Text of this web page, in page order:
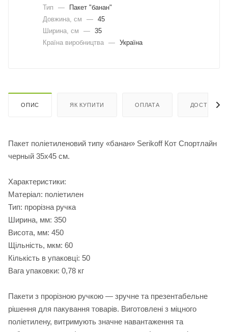
Тип
—
Пакет "банан"
Довжина, cм
— 45
Ширина, cм
— 35
Країна виробництва — Україна
ОПИС ЯК КУПИТИ ОПЛАТА ДОСТАВКА
Пакет поліетиленовий типу «банан» Serikoff Кот Спортлайн
черный 35х45 см.
Характеристики:
Матеріал: поліетилен
Тип: прорізна ручка
Ширина, мм: 350
Висота, мм: 450
Щільність, мкм: 60
Кількість в упаковці: 50
Вага упаковки: 0,78 кг
Пакети з прорізною ручкою — зручне та презентабельне
рішення для пакування товарів. Виготовлені з міцного
поліетилену, витримують значне навантаження та